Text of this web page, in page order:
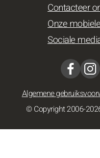
Contacteer
Onze
Sociale
Algemene
© Copyright 2006-